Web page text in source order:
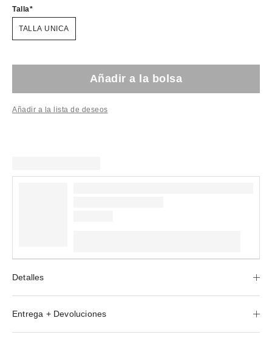
Talla
TALLA UNICA
Añadir a la bolsa
Añadir a la lista de deseos
Detalles
Entrega + Devoluciones